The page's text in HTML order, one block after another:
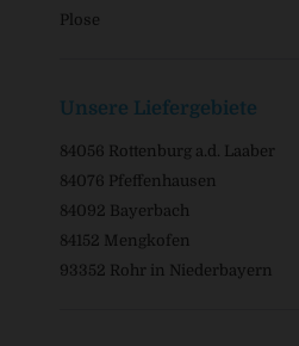
Plose
Unsere Liefergebiete
84056 Rottenburg a.d. Laaber
84076 Pfeffenhausen
84092 Bayerbach
84152 Mengkofen
93352 Rohr in Niederbayern